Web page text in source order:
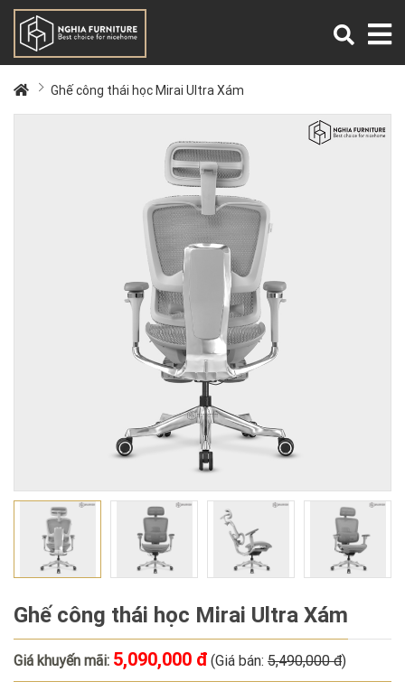
Ghế công thái học Mirai Ultra Xám
Ghế công thái học Mirai Ultra Xám
Giá khuyến mãi: 5,090,000 đ (Giá bán: 5,490,000 đ)